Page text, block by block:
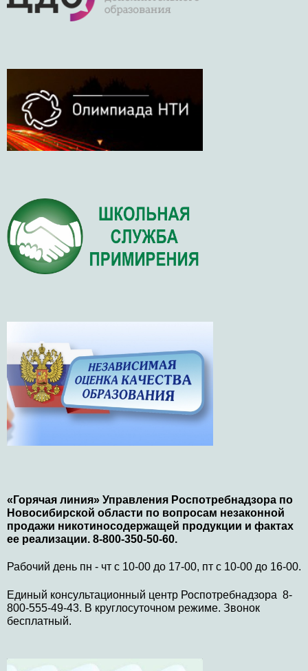
«Горячая линия» Управления Роспотребнадзора по
Новосибирской области по вопросам незаконной
продажи никотиносодержащей продукции и фактах
ее реализации. 8-800-350-50-60.
Рабочий день пн - чт с 10-00 до 17-00, пт с 10-00 до 16-00.
Единый консультационный центр Роспотребнадзора 8-
800-555-49-43. В круглосуточном режиме. Звонок
бесплатный.